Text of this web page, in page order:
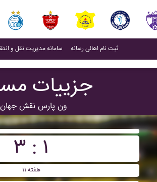
سامانه مدیریت نقل و (current)
ثبت نام اهالی رسانه(current)
جزییات
- ون پارس نقش جهان
۳ : ۱
هفته ۱۱